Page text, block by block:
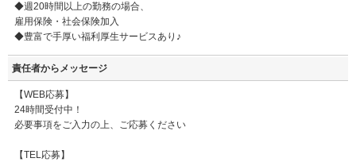
◆週20時間以上の勤務の場合、
雇用保険・社会保険加入
◆豊富で手厚い福利厚生サービスあり♪
責任者からメッセージ
【WEB応募】
24時間受付中！
必要事項をご入力の上、ご応募ください
【TEL応募】